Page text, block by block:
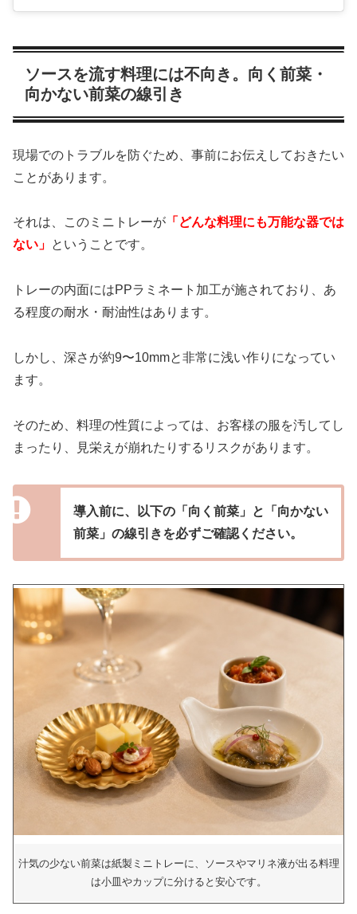
ソースを流す料理には不向き。向く前菜・
向かない前菜の線引き
現場でのトラブルを防ぐため、事前にお伝えしておきたい
ことがあります。
それは、このミニトレーが 「どんな料理にも万能な器では
ない」 ということです。
トレーの内面にはPPラミネート加工が施されており、あ
る程度の耐水・耐油性はあります。
しかし、深さが約9〜10mmと非常に浅い作りになってい
ます。
そのため、料理の性質によっては、お客様の服を汚してし
まったり、見栄えが崩れたりするリスクがあります。
導入前に、以下の「向く前菜」と「向かない
前菜」の線引きを必ずご確認ください。
汁気の少ない前菜は紙製ミニトレーに、ソースやマリネ液が出る料理
は小皿やカップに分けると安心です。